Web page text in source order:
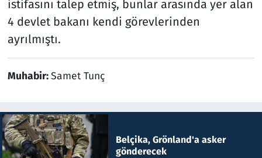
istifasını talep etmiş, bunlar arasında yer alan
4 devlet bakanı kendi görevlerinden
ayrılmıştı.
Muhabir:Samet Tunç
Belçika, Grönland'a asker
gönderecek